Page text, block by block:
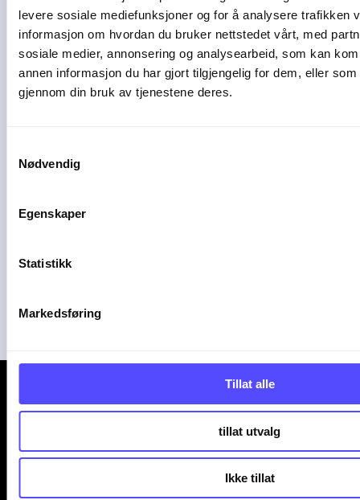
levere sosiale mediefunksjoner og for å analysere trafikken
informasjon om hvordan du bruker nettstedet vårt, med
sosiale medier, annonsering og analysearbeid, som kan
annen informasjon du har gjort tilgjengelig for dem, eller
gjennom din bruk av tjenestene deres.
Nødvendig
Egenskaper
Statistikk
Markedsføring
Tillat alle
tillat utvalg
Ikke tillat
Autogear